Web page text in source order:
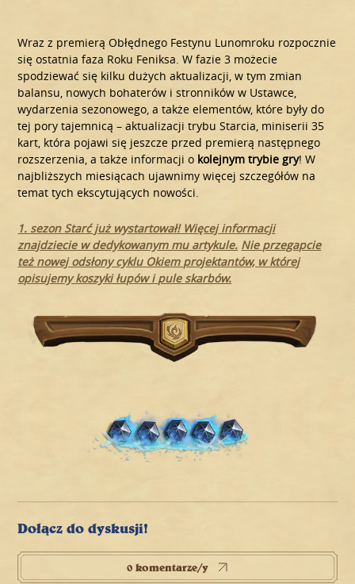
Wraz z premierą Obłędnego Festynu Lunomroku rozpocznie
się ostatnia faza Roku Feniksa. W fazie 3 możecie
spodziewać się kilku dużych aktualizacji, w tym zmian
balansu, nowych bohaterów i stronników w Ustawce,
wydarzenia sezonowego, a także elementów, które były do
tej pory tajemnicą – aktualizacji trybu Starcia, miniserii 35
kart, która pojawi się jeszcze przed premierą następnego
rozszerzenia, a także informacji o kolejnym trybie gry! W
najbliższych miesiącach ujawnimy więcej szczegółów na
temat tych ekscytujących nowości.
1. sezon Starć już wystartował! Więcej informacji
znajdziecie w dedykowanym mu artykule. Nie przegapcie
też nowej odsłony cyklu Okiem projektantów, w której
opisujemy koszyki łupów i pule skarbów.
Dołącz do dyskusji!
0 komentarze/y